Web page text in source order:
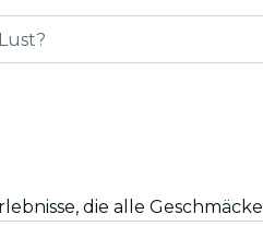
die alle